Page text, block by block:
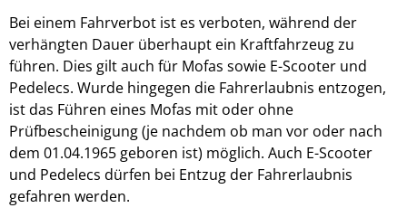
Bei einem Fahrverbot ist es verboten, während der
verhängten Dauer überhaupt ein Kraftfahrzeug zu
führen. Dies gilt auch für Mofas sowie E-Scooter und
Pedelecs. Wurde hingegen die Fahrerlaubnis entzogen,
ist das Führen eines Mofas mit oder ohne
Prüfbescheinigung (je nachdem ob man vor oder nach
dem 01.04.1965 geboren ist) möglich. Auch E-Scooter
und Pedelecs dürfen bei Entzug der Fahrerlaubnis
gefahren werden.